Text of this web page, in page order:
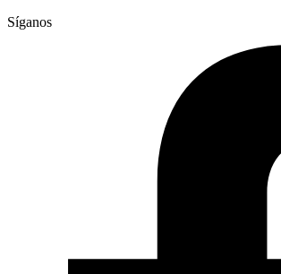
Síganos